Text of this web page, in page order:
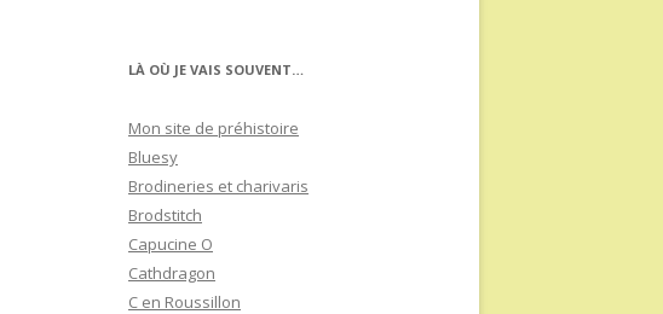
LÀ OÙ JE VAIS SOUVENT…
Mon site de préhistoire
Bluesy
Brodineries et charivaris
Brodstitch
Capucine O
Cathdragon
C en Roussillon